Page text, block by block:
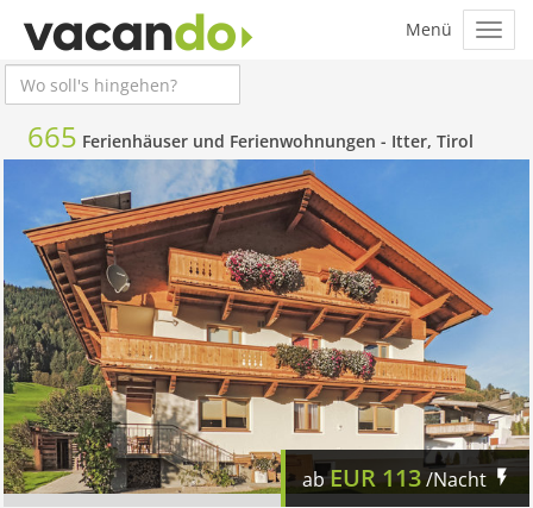
665 Ferienhäuser und Ferienwohnungen - Itter, Tirol
abEUR 113/Nacht